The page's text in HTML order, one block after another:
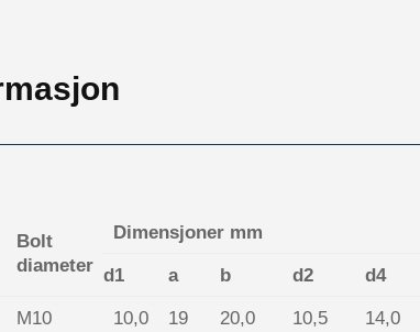
Bolt
diameter
Dimensjoner mm
d1
a b d2 d4
M10 10,0 19 20,0 10,5 14,0